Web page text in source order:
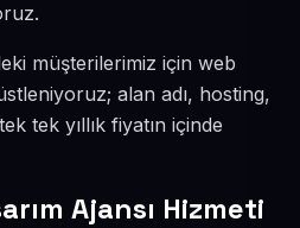
müşterilerimiz için web
alan adı, hosting,
tek yıllık fiyatın içinde
Ajansı Hizmeti